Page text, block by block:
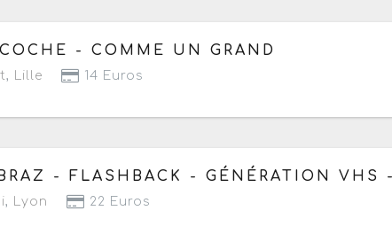
au vendredi 28 août 2026 - Prochaine date le
- COMME UN GRAND
, Lille 14 Euros
avril 2026 au mercredi 31 mars 2027
- FLASHBACK - GÉNÉRATION VHS
, Lyon 22 Euros